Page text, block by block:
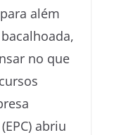
além
no que
abriu